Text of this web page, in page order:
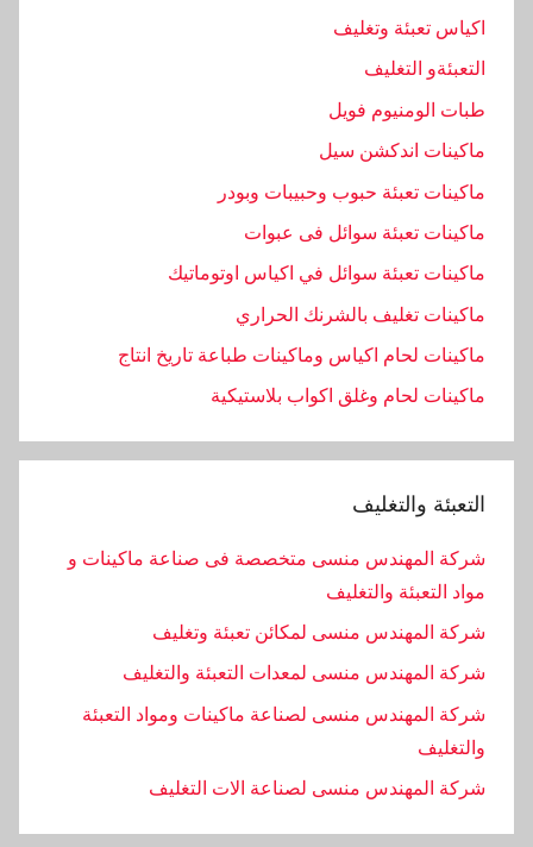
اكياس تعبئة وتغليف
التعبئةو التغليف
طبات الومنيوم فويل
ماكينات اندكشن سيل
ماكينات تعبئة حبوب وحبيبات وبودر
ماكينات تعبئة سوائل فى عبوات
ماكينات تعبئة سوائل في اكياس اوتوماتيك
ماكينات تغليف بالشرنك الحراري
ماكينات لحام اكياس وماكينات طباعة تاريخ انتاج
ماكينات لحام وغلق اكواب بلاستيكية
التعبئة والتغليف
شركة المهندس منسى متخصصة فى صناعة ماكينات و
مواد التعبئة والتغليف
شركة المهندس منسى لمكائن تعبئة وتغليف
شركة المهندس منسى لمعدات التعبئة والتغليف
شركة المهندس منسى لصناعة ماكينات ومواد التعبئة
والتغليف
‏شركة المهندس منسى لصناعة الات التغليف